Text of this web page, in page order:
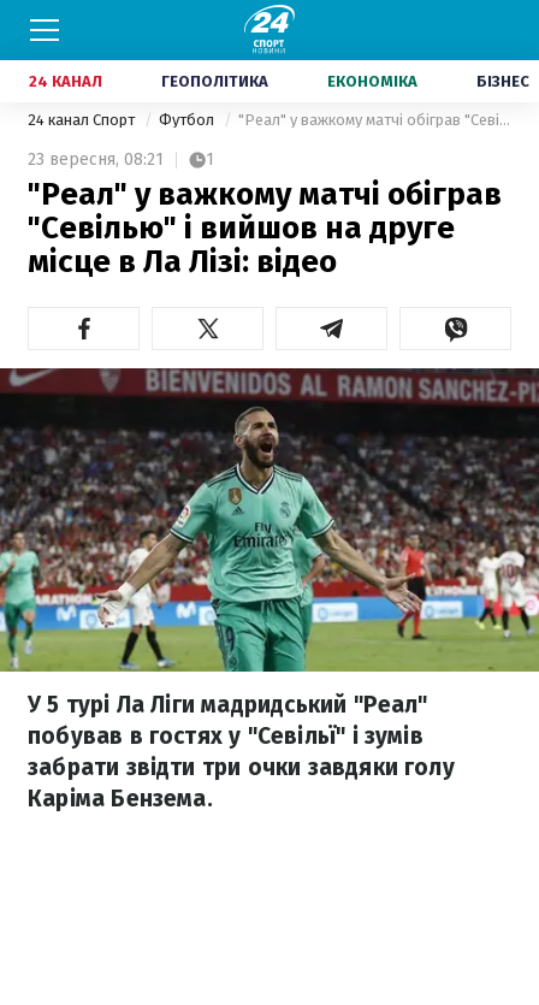
24 КАНАЛ ГЕОПОЛІТИКА ЕКОНОМІКА БІЗНЕС
24 канал Спорт Футбол "Реал" у важкому матчі обіграв "Севілью" і вийшов на друге місце в Ла Лізі: відео
23 вересня, 08:21 1
"Реал" у важкому матчі обіграв
"Севілью" і вийшов на друге
місце в Ла Лізі: відео
У 5 турі Ла Ліги мадридський "Реал"
побував в гостях у "Севільї" і зумів
забрати звідти три очки завдяки голу
Каріма Бензема.